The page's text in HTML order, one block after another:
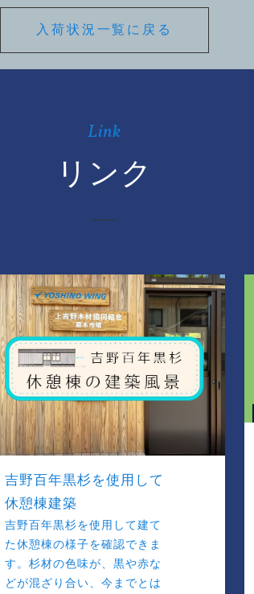
入荷状況一覧に戻る
Link
リンク
吉野百年黒杉を使用して
休憩棟建築
吉野百年黒杉を使用して建て
た休憩棟の様子を確認できま
す。杉材の色味が、黒や赤な
どが混ざり合い、今までとは